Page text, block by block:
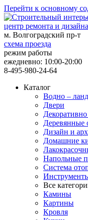
Перейти к основному
центр ремонта и дизайна
м. Волгоградский пр-т
схема проезда
режим работы
ежедневно: 10:00-20:00
8-495-980-24-64
Каталог
Водно –
Двери
Деревянные
Дизайн и
Домашние
Напольные
Система
Все
Камины
Картины
Кровля